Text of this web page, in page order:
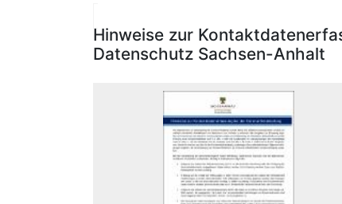
Hinweise zur
Datenschutz Sachsen-Anhalt